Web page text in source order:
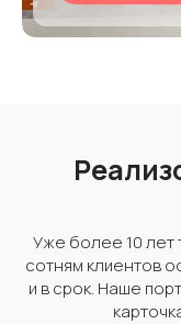
Уже более 10 лет
сотням клиентов
и в срок. Наше